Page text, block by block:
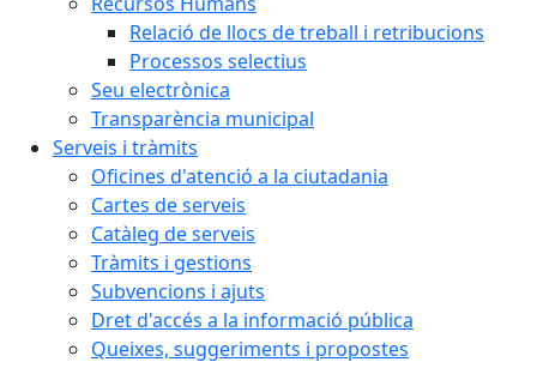
Relació de llocs de treball i retribucions
Processos selectius
Seu electrònica
Transparència municipal
Serveis i tràmits
Oficines d'atenció a la ciutadania
Cartes de serveis
Catàleg de serveis
Tràmits i gestions
Subvencions i ajuts
Dret d'accés a la informació pública
Queixes, suggeriments i propostes